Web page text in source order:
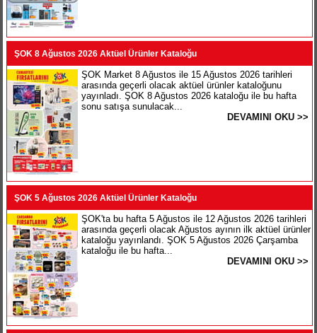
ŞOK 8 Ağustos 2026 Aktüel Ürünler Kataloğu
ŞOK Market 8 Ağustos ile 15 Ağustos 2026 tarihleri
arasında geçerli olacak aktüel ürünler kataloğunu
yayınladı. ŞOK 8 Ağustos 2026 kataloğu ile bu hafta
sonu satışa sunulacak...
DEVAMINI OKU >>
ŞOK 5 Ağustos 2026 Aktüel Ürünler Kataloğu
ŞOK'ta bu hafta 5 Ağustos ile 12 Ağustos 2026 tarihleri
arasında geçerli olacak Ağustos ayının ilk aktüel ürünler
kataloğu yayınlandı. ŞOK 5 Ağustos 2026 Çarşamba
kataloğu ile bu hafta...
DEVAMINI OKU >>